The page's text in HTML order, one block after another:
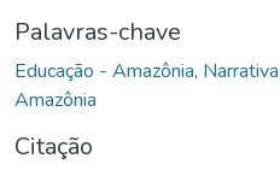
Palavras-chave
Educação - Amazônia,
Amazônia
Citação